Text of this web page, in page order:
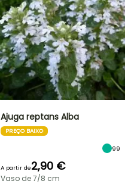
Ajuga reptans Alba
PREÇO BAIXO
99
A partir de2,90 €
Vaso de 7/8 cm